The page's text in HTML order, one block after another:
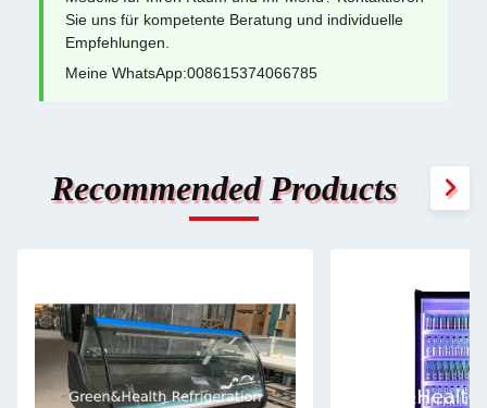
Sie uns für kompetente Beratung und individuelle
Empfehlungen.
Meine WhatsApp:008615374066785
Recommended Products